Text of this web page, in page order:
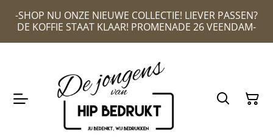
-SHOP NU ONZE NIEUWE COLLECTIE! LIEVER PASSEN?
DE KOFFIE STAAT KLAAR! PROMENADE 26 VEENDAM-